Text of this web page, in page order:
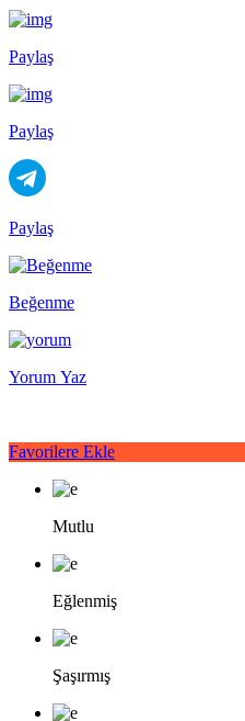
Paylaş
Paylaş
Paylaş
Beğenme
Yorum Yaz
Favorilere Ekle
Mutlu
Eğlenmiş
Şaşırmış